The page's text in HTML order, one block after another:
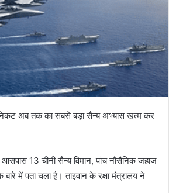
अब तक का सबसे बड़ा सैन्य अभ्यास खत्म कर
आसपास 13 चीनी सैन्य विमान, पांच नौसैनिक जहाज
में पता चला है। ताइवान के रक्षा मंत्रालय ने